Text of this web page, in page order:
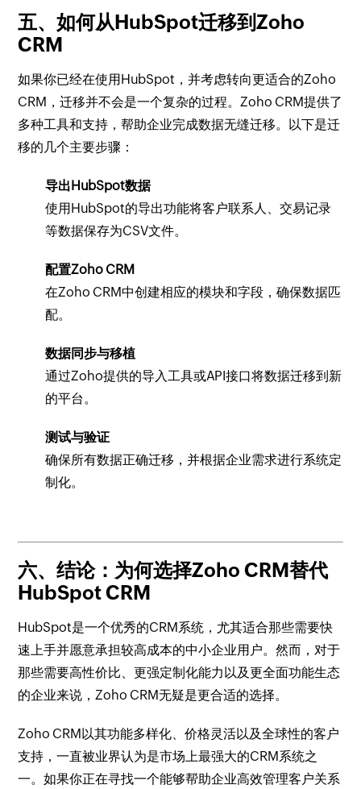
五、如何从HubSpot迁移到Zoho
CRM
如果你已经在使用HubSpot，并考虑转向更适合的Zoho
CRM，迁移并不会是一个复杂的过程。Zoho CRM提供了
多种工具和支持，帮助企业完成数据无缝迁移。以下是迁
移的几个主要步骤：
导出HubSpot数据
使用HubSpot的导出功能将客户联系人、交易记录
等数据保存为CSV文件。
配置Zoho CRM
在Zoho CRM中创建相应的模块和字段，确保数据匹
配。
数据同步与移植
通过Zoho提供的导入工具或API接口将数据迁移到新
的平台。
测试与验证
确保所有数据正确迁移，并根据企业需求进行系统定
制化。
六、结论：为何选择Zoho CRM替代
HubSpot CRM
HubSpot是一个优秀的CRM系统，尤其适合那些需要快
速上手并愿意承担较高成本的中小企业用户。然而，对于
那些需要高性价比、更强定制化能力以及更全面功能生态
的企业来说，Zoho CRM无疑是更合适的选择。
Zoho CRM以其功能多样化、价格灵活以及全球性的客户
支持，一直被业界认为是市场上最强大的CRM系统之
一。如果你正在寻找一个能够帮助企业高效管理客户关系